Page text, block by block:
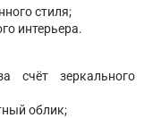
стиля;
интерьера.
счёт зеркального
облик;